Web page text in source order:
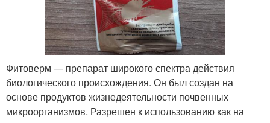
Фитоверм — препарат широкого спектра действия
биологического происхождения. Он был создан на
основе продуктов жизнедеятельности почвенных
микроорганизмов. Разрешен к использованию как на